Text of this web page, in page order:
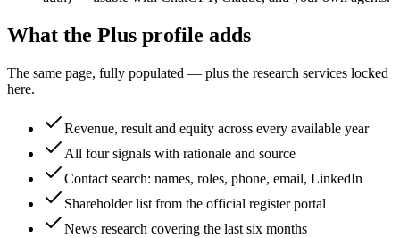
What the Plus profile adds
The same page, fully populated — plus the research services locked
here.
Revenue, result and equity across every available year
All four signals with rationale and source
Contact search: names, roles, phone, email, LinkedIn
Shareholder list from the official register portal
News research covering the last six months